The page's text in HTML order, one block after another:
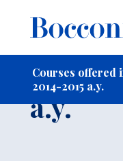
Courses offered
2014-2015 a.y.
-
Course
a.y.